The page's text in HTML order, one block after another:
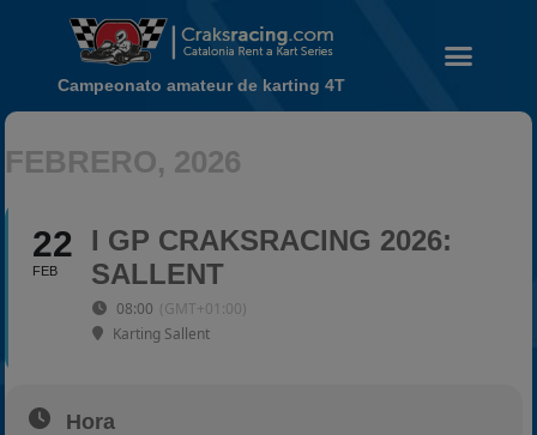
Carreras finalizadas
Campeonato amateur de karting 4T
FEBRERO, 2026
22
FEB
I GP CRAKSRACING 2026:
SALLENT
08:00 (GMT+01:00)
Karting Sallent
Hora